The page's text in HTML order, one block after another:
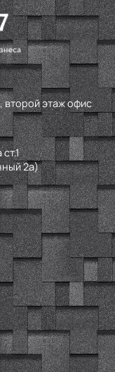
второй этаж офис
2а)